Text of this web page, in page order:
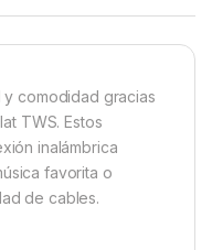
comodidad gracias
TWS. Estos
inalámbrica
favorita o
de cables.